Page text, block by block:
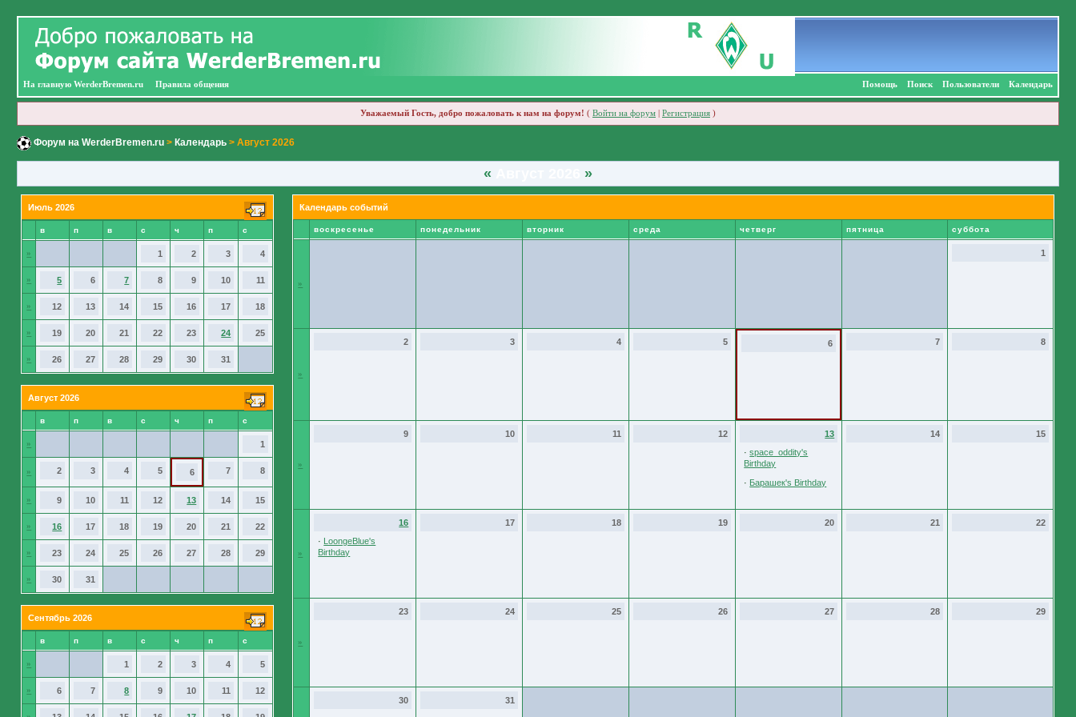
На главную WerderBremen.ru Правила общения Помощь Поиск Пользователи Календарь
Уважаемый Гость, добро пожаловать к нам на форум! ( Войти на форум Регистрация )
Форум на WerderBremen.ru > Календарь > Август 2026
« »
Июль 2026
в п в с ч п с
» 1 2 3 4
» 5 6 7 8 9 10 11
» 12 13 14 15 16 17 18
» 19 20 21 22 23 24 25
» 26 27 28 29 30 31
Август 2026
в п в с ч п с
» 1
» 2 3 4 5 6 7 8
» 9 10 11 12 13 14 15
» 16 17 18 19 20 21 22
» 23 24 25 26 27 28 29
» 30 31
Сентябрь 2026
в п в с ч п с
» 1 2 3 4 5
» 6 7 8 9 10 11 12
Календарь событий
воскресенье понедельник вторник среда четверг пятница суббота
»
1
»
2 3 4 5 6 7 8
»
9 10 11 12
13
·space_oddity's
Birthday
· Барашек's Birthday
14 15
»
16
· LoongeBlue's
Birthday
17 18 19 20 21 22
»
23 24 25 26 27 28 29
30 31